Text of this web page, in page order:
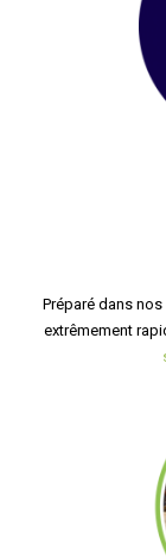
Préparé dans
extrêmement